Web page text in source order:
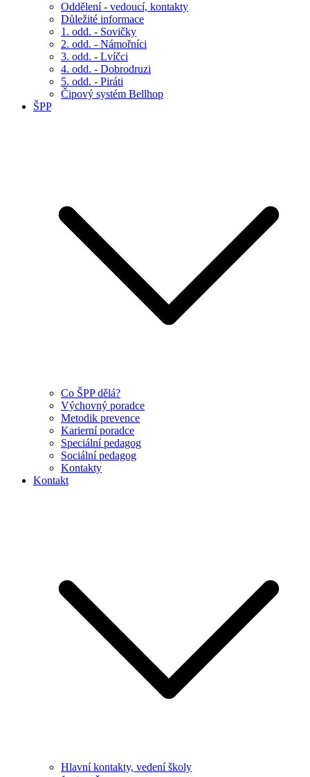
Oddělení - vedoucí, kontakty
Důležité informace
1. odd. - Sovičky
2. odd. - Námořníci
3. odd. - Lvíčci
4. odd. - Dobrodruzi
5. odd. - Piráti
Čipový systém Bellhop
ŠPP
Co ŠPP dělá?
Výchovný poradce
Metodik prevence
Karierní poradce
Speciální pedagog
Sociální pedagog
Kontakty
Kontakt
Hlavní kontakty, vedení školy